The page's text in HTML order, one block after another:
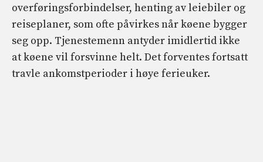
overføringsforbindelser, henting av leiebiler og
reiseplaner, som ofte påvirkes når køene bygger
seg opp. Tjenestemenn antyder imidlertid ikke
at køene vil forsvinne helt. Det forventes fortsatt
travle ankomstperioder i høye ferieuker.